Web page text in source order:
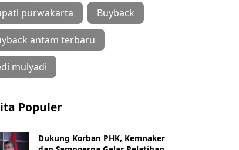
purwakarta Buyback
antam terbaru
mulyadi
Populer
Dukung Korban PHK, Kemnaker